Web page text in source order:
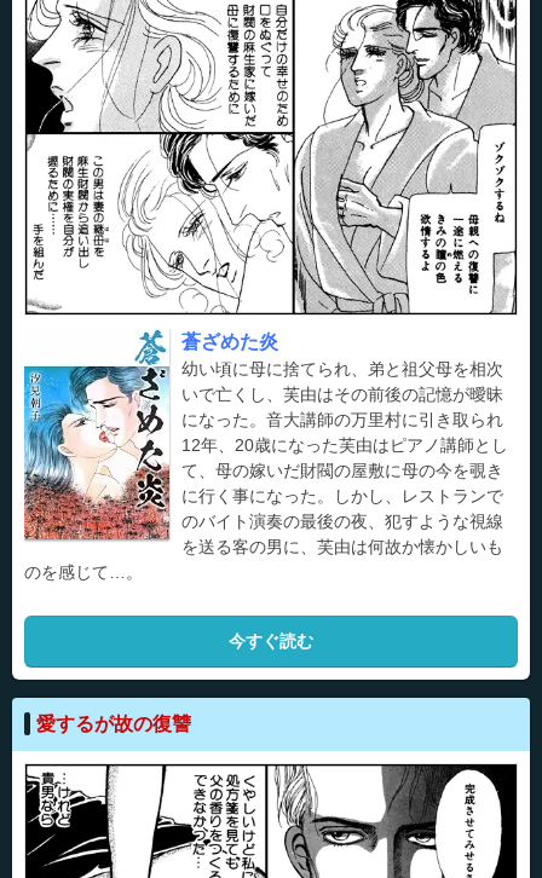
蒼ざめた炎
幼い頃に母に捨てられ、弟と祖父母を相次
いで亡くし、芙由はその前後の記憶が曖昧
になった。音大講師の万里村に引き取られ
12年、20歳になった芙由はピアノ講師とし
て、母の嫁いだ財閥の屋敷に母の今を覗き
に行く事になった。しかし、レストランで
のバイト演奏の最後の夜、犯すような視線
を送る客の男に、芙由は何故か懐かしいも
のを感じて…。
今すぐ読む
愛するが故の復讐